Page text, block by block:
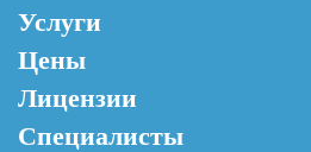
Услуги
Цены
Лицензии
Специалисты